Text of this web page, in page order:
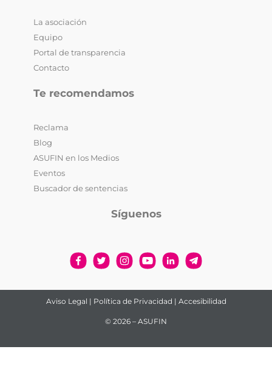
La asociación
Equipo
Portal de transparencia
Contacto
Te recomendamos
Reclama
Blog
ASUFIN en los Medios
Eventos
Buscador de sentencias
Síguenos
Aviso Legal | Política de Privacidad | Accesibilidad
© 2026 – ASUFIN